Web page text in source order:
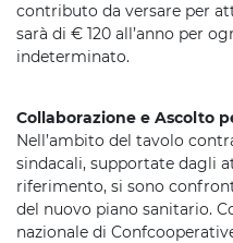
contributo da versare per
sarà di € 120 all’anno per
indeterminato.
Collaborazione e Ascolto
Nell’ambito del tavolo
sindacali, supportate dagli
riferimento, si sono
del nuovo piano sanitario.
nazionale di